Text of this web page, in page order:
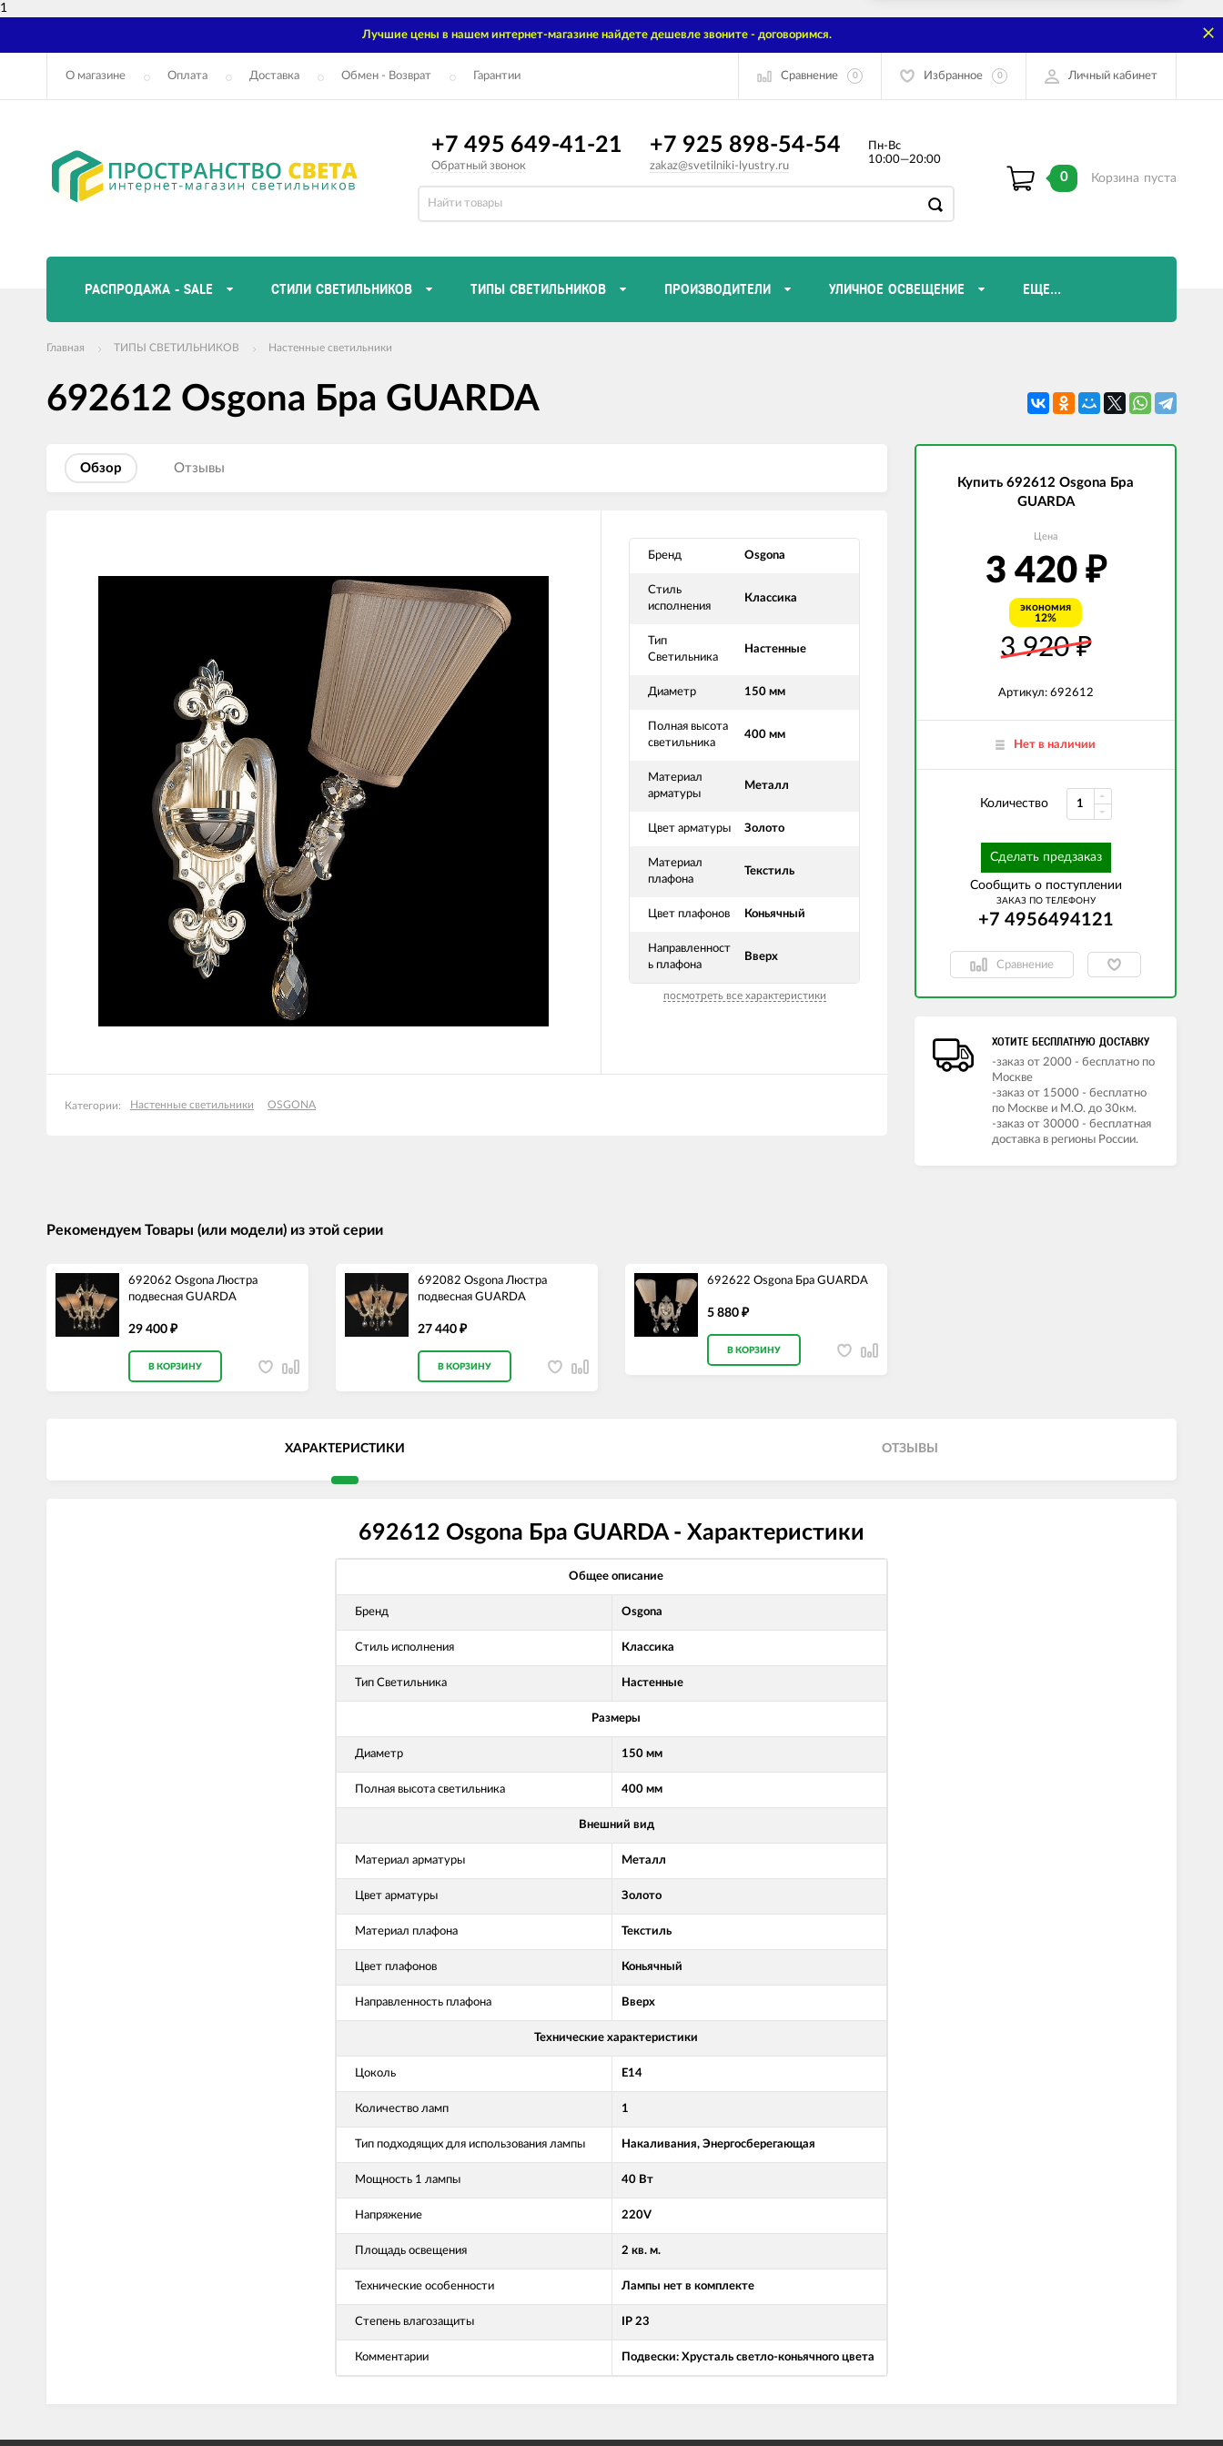
1
Лучшие цены в нашем интернет-магазине найдете дешевле звоните - договоримся.
О магазине Оплата Доставка Обмен - Возврат Гарантии Сравнение 0 Избранное 0 Личный кабинет
+7 495 649-41-21
Обратный звонок
+7 925 898-54-54
zakaz@svetilniki-lyustry.ru
Пн-Вс
10:00—20:00
0 Корзина пуста
РАСПРОДАЖА - SALE СТИЛИ СВЕТИЛЬНИКОВ ТИПЫ СВЕТИЛЬНИКОВ ПРОИЗВОДИТЕЛИ УЛИЧНОЕ ОСВЕЩЕНИЕ ЕЩЕ...
СВЕТОДИОДНЫЕ ЛАМПЫ
Главная ТИПЫ СВЕТИЛЬНИКОВ Настенные светильники
692612 Osgona Бра GUARDA
Обзор Отзывы
Бренд Osgona
Стиль
исполнения
Классика
Тип
Светильника
Настенные
Диаметр 150 мм
Полная высота
светильника
400 мм
Материал
арматуры
Металл
Цвет арматуры Золото
Материал
плафона
Текстиль
Цвет плафонов Коньячный
Направленност
ь плафона
Вверх
посмотреть все характеристики
Категории: Настенные светильники OSGONA
Купить 692612 Osgona Бра
GUARDA
Цена
3 420 ₽
экономия
12%
3 920₽
Артикул: 692612
Нет в наличии
Количество
Сделать предзаказ
Сообщить о поступлении
ЗАКАЗ ПО ТЕЛЕФОНУ
+7 4956494121
Сравнение
ХОТИТЕ БЕСПЛАТНУЮ ДОСТАВКУ
-заказ от 2000 - бесплатно по
Москве
-заказ от 15000 - бесплатно
по Москве и М.О. до 30км.
-заказ от 30000 - бесплатная
доставка в регионы России.
Рекомендуем Товары (или модели) из этой серии
692062 Osgona Люстра
подвесная GUARDA
29 400 ₽
В КОРЗИНУ
692082 Osgona Люстра
подвесная GUARDA
27 440 ₽
В КОРЗИНУ
692622 Osgona Бра GUARDA
5 880 ₽
В КОРЗИНУ
ХАРАКТЕРИСТИКИ ОТЗЫВЫ
692612 Osgona Бра GUARDA - Характеристики
Общее описание
Бренд Osgona
Стиль исполнения Классика
Тип Светильника Настенные
Размеры
Диаметр 150 мм
Полная высота светильника 400 мм
Внешний вид
Материал арматуры Металл
Цвет арматуры Золото
Материал плафона Текстиль
Цвет плафонов Коньячный
Направленность плафона Вверх
Технические характеристики
Цоколь Е14
Количество ламп 1
Тип подходящих для использования лампы Накаливания, Энергосберегающая
Мощность 1 лампы 40 Вт
Напряжение 220V
Площадь освещения 2 кв. м.
Технические особенности Лампы нет в комплекте
Степень влагозащиты IP 23
Комментарии Подвески: Хрусталь светло-коньячного цвета